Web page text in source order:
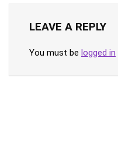
LEAVE A REPLY
You must be logged in